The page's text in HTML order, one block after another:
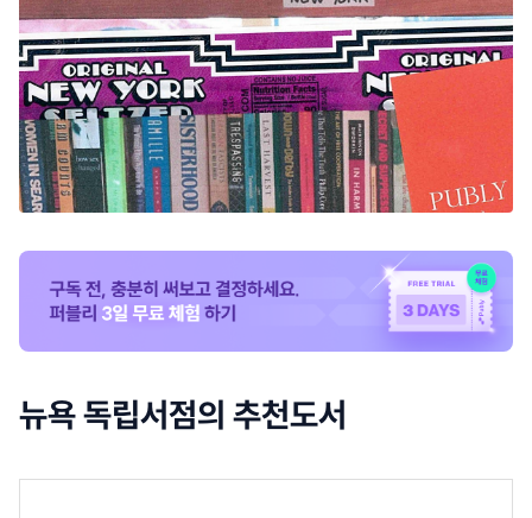
뉴욕 독립서점의 추천도서